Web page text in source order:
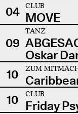
04
CLUB
MOVE
09
TANZ
Oskar
10
ZUM
10
CLUB
Friday